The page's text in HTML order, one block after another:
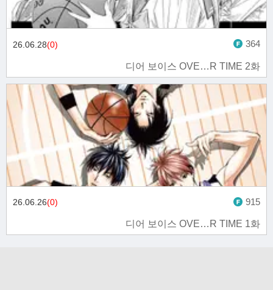
디어 보이스 OVE…R TIME 2화
26.06.28(0) 364
디어 보이스 OVE…R TIME 1화
26.06.26(0) 915